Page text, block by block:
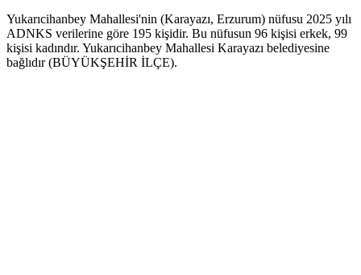
Yukarıcihanbey Mahallesi'nin (Karayazı, Erzurum) nüfusu 2025 yılı
ADNKS verilerine göre 195 kişidir. Bu nüfusun 96 kişisi erkek, 99
kişisi kadındır. Yukarıcihanbey Mahallesi Karayazı belediyesine
bağlıdır (BÜYÜKŞEHİR İLÇE).